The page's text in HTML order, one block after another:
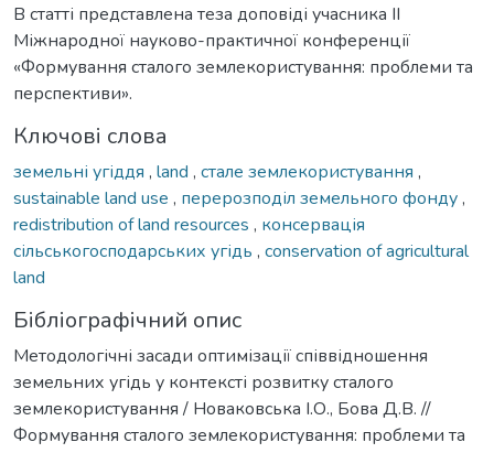
В статті представлена теза доповіді учасника ІІ
Міжнародної науково-практичної конференції
«Формування сталого землекористування: проблеми та
перспективи».
Ключові слова
земельні угіддя , land , стале землекористування ,
sustainable land use , перерозподіл земельного фонду,
redistribution of land resources , консервація
сільськогосподарських угідь , conservation of agricultural
land
Бібліографічний опис
Методологічні засади оптимізації співвідношення
земельних угідь у контексті розвитку сталого
землекористування / Новаковська І.О., Бова Д.В. //
Формування сталого землекористування: проблеми та